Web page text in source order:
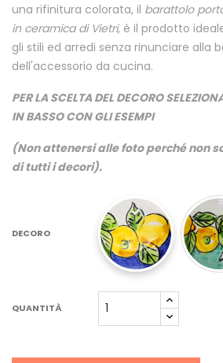
una rifinitura colorata, il barattolo
in ceramica di Vietri, è il prodotto
gli stili ed arredi senza rinunciare alla
dell'accessorio da cucina.
PER LA SCELTA DEL DECORO
IN BASSO CON GLI ESEMPI
(Non attenersi alle foto perché non
di tutti i decori).
DECORO
QUANTITÀ